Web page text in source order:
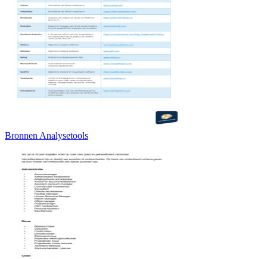
Bronnen Analysetools